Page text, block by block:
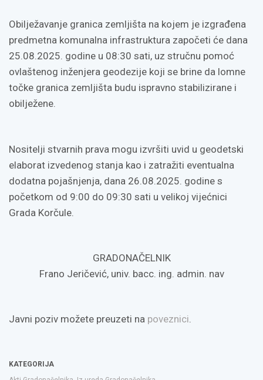
Obilježavanje granica zemljišta na kojem je izgrađena
predmetna komunalna infrastruktura započeti će dana
25.08.2025. godine u 08:30 sati, uz stručnu pomoć
ovlaštenog inženjera geodezije koji se brine da lomne
točke granica zemljišta budu ispravno stabilizirane i
obilježene.
Nositelji stvarnih prava mogu izvršiti uvid u geodetski
elaborat izvedenog stanja kao i zatražiti eventualna
dodatna pojašnjenja, dana 26.08.2025. godine s
početkom od 9:00 do 09:30 sati u velikoj vijećnici
Grada Korčule.
GRADONAČELNIK
Frano Jeričević, univ. bacc. ing. admin. nav
Javni poziv možete preuzeti na poveznici.
KATEGORIJA